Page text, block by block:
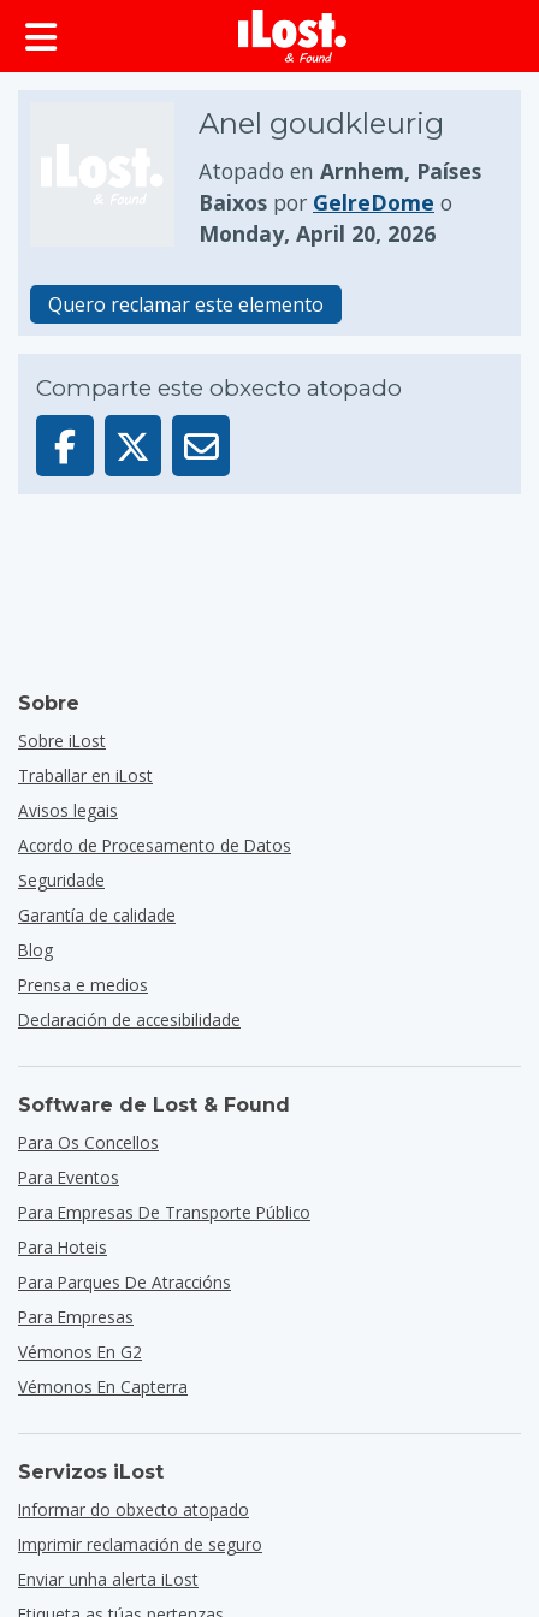
Anel goudkleurig
Atopado en Arnhem, Países
Baixos por GelreDome o
Monday, April 20, 2026
Quero reclamar este elemento
Comparte este obxecto atopado
Sobre
Sobre iLost
Traballar en iLost
Avisos legais
Acordo de Procesamento de Datos
Seguridade
Garantía de calidade
Blog
Prensa e medios
Declaración de accesibilidade
Software de Lost & Found
Para Os Concellos
Para Eventos
Para Empresas De Transporte Público
Para Hoteis
Para Parques De Atraccións
Para Empresas
Vémonos En G2
Vémonos En Capterra
Servizos iLost
Informar do obxecto atopado
Imprimir reclamación de seguro
Enviar unha alerta iLost